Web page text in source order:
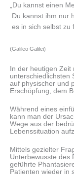
„Du kannst einen
Du kannst ihm nur
es in sich selbst zu
(Galileo Galilei)
In der heutigen
unterschiedlichsten
auf physischer und
Erschöpfung, dem
Während eines
kann man der
Wege aus der
Lebenssituation
Mittels gezielter
Unterbewusste des
geführte
Patienten wieder in